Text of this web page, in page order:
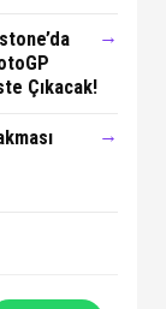
Çıkacak!
→
→